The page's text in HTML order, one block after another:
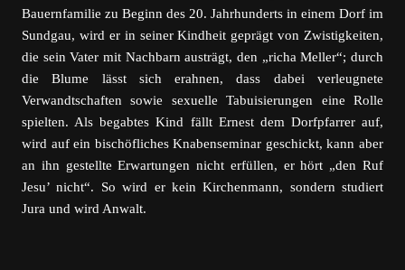
Bauernfamilie zu Beginn des 20. Jahrhunderts in einem Dorf im
Sundgau, wird er in seiner Kindheit geprägt von Zwistigkeiten,
die sein Vater mit Nachbarn austrägt, den „richa Meller“; durch
die Blume lässt sich erahnen, dass dabei verleugnete
Verwandtschaften sowie sexuelle Tabuisierungen eine Rolle
spielten. Als begabtes Kind fällt Ernest dem Dorfpfarrer auf,
wird auf ein bischöfliches Knabenseminar geschickt, kann aber
an ihn gestellte Erwartungen nicht erfüllen, er hört „den Ruf
Jesu’ nicht“. So wird er kein Kirchenmann, sondern studiert
Jura und wird Anwalt.